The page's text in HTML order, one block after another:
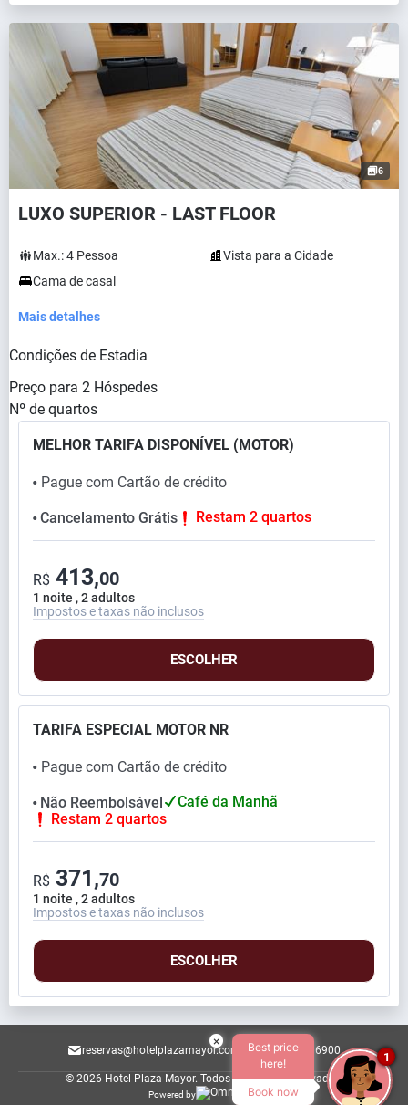
6
LUXO SUPERIOR - LAST FLOOR
Max.:4 Pessoa
Vista para a Cidade
Cama de casal
Mais detalhes
Condições de Estadia
Preço para 2 Hóspedes
Nº de quartos
MELHOR TARIFA DISPONÍVEL (MOTOR)
⬤ Pague com Cartão de crédito
⬤ Cancelamento Grátis Restam 2 quartos
1 noite , 2 adultos
R$ 413,00
Impostos e taxas não inclusos
ESCOLHER
TARIFA ESPECIAL MOTOR NR
⬤ Pague com Cartão de crédito
⬤ Não Reembolsável
Café da Manhã
Restam 2 quartos
1 noite , 2 adultos
R$ 371,70
Impostos e taxas não inclusos
ESCOLHER
reservas@hotelplazamayor.com.br 011 36296900
© 2026 Hotel Plaza Mayor. Todos os direitos reservados.
Powered by
×
Best price
here!
Book now
1